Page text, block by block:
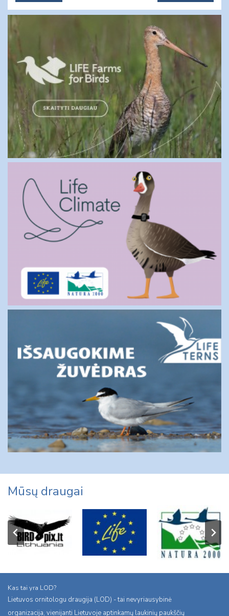
Mūsų draugai
Kas tai yra LOD?
Lietuvos ornitologu draugija (LOD) - tai nevyriausybinė
organizacija, vienijanti Lietuvoje aptinkamų laukinių paukščių